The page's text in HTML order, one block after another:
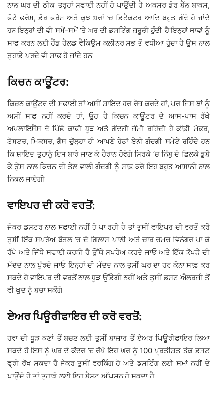
ਨਾਲ ਘਰ ਦੀ ਠੀਕ ਤਰ੍ਹਾਂ ਸਫਾਈ ਨਹੀਂ ਹੋ ਪਾਉਂਦੀ ਹੈ ਅਕਸਰ ਡੋਰ ਬੈੱਲ ਬਾਕਸ,
ਫੋਟੋ ਫਰੇਮ, ਡੋਰ ਫਰੇਮ ਅਤੇ ਕੁਝ ਘਰਾਂ ’ਚ ਡਿਟੈਕਟਰ ਆਦਿ ਬਹੁਤ ਗੰਦੇ ਹੋ ਜਾਂਦੇ
ਹਨ ਇਨ੍ਹਾਂ ਦੀ ਵੀ ਸਮੇਂ-ਸਮੇਂ ’ਤੇ ਘਰ ਦੀ ਡਸਟਿੰਗ ਜ਼ਰੂਰੀ ਹੁੰਦੀ ਹੈ ਇਨ੍ਹਾਂ ਥਾਵਾਂ ਨੂੰ
ਸਾਫ ਕਰਨ ਲਈ ਹੈਂਡ ਹੈਲਡ ਵੈਕਿਊਮ ਕਲੀਨਰ ਸਭ ਤੋਂ ਵਧੀਆ ਹੁੰਦਾ ਹੈ ਉਸ ਨਾਲ
ਤੁਹਾਡੇ ਪਰਦੇ ਵੀ ਸਾਫ਼ ਹੋ ਜਾਂਦੇ ਹਨ
ਕਿਚਨ ਕਾਊਂਟਰ:
ਕਿਚਨ ਕਾਊਂਟਰ ਦੀ ਸਫਾਈ ਤਾਂ ਅਸੀਂ ਸ਼ਾਇਦ ਹਰ ਰੋਜ਼ ਕਰਦੇ ਹਾਂ, ਪਰ ਜਿਸ ਥਾਂ ਨੂੰ
ਅਸੀਂ ਸਾਫ ਨਹੀਂ ਕਰਦੇ ਹਾਂ, ਉਹ ਹੈ ਕਿਚਨ ਕਾਊਂਟਰ ਦੇ ਆਸ-ਪਾਸ ਰੱਖੇ
ਅਪਲਾਇਸੈਂਸ ਦੇ ਪਿੱਛੇ ਕਾਫ਼ੀ ਧੂੜ ਅਤੇ ਗੰਦਗੀ ਜੰਮੀ ਰਹਿੰਦੀ ਹੈ ਕਾੱਫ਼ੀ ਮੇਕਰ,
ਟੋਸਟਰ, ਮਿਕਸਰ, ਗੈਸ ਚੁੱਲ੍ਹਾ ਹੀ ਆਪਣੇ ਹੇਠਾਂ ਏਨੀ ਗੰਦਗੀ ਸਮੇਟੇ ਰਹਿੰਦੇ ਹਨ
ਕਿ ਸ਼ਾਇਦ ਤੁਹਾਨੂੰ ਇਸ ਬਾਰੇ ਜਾਣ ਕੇ ਹੈਰਾਨ ਹੋੋਵੇਗੇ ਸਿਰਕੇ ’ਚ ਨਿੰਬੂ ਦੇ ਛਿਲਕੇ ਡੁਬੋ
ਕੇ ਉਸ ਨਾਲ ਕਿਚਨ ਦੀ ਤੇਲ ਵਾਲੀ ਗੰਦਗੀ ਨੂੰ ਸਾਫ਼ ਕਰੋ ਇਹ ਬਹੁਤ ਆਸਾਨੀ ਨਾਲ
ਨਿਕਲ ਜਾਏਗੀ
ਵਾਇਪਰ ਦੀ ਕਰੋ ਵਰਤੋਂ:
ਜੇਕਰ ਡਸਟਰ ਨਾਲ ਸਫਾਈ ਨਹੀਂ ਹੋ ਪਾ ਰਹੀ ਹੈ ਤਾਂ ਤੁਸੀਂ ਵਾਇਪਰ ਦੀ ਵਰਤੋਂ ਕਰੋ
ਤੁਸੀਂ ਇੱਕ ਸਪਰੇਅ ਬੋਤਲ ’ਚ ਦੋ ਗਿਲਾਸ ਪਾਣੀ ਅਤੇ ਚਾਰ ਚਮਚ ਵਿਨੇਗਰ ਪਾ ਕੇ
ਰੱਖੋ ਅਤੇ ਜਿੱਥੇ ਸਫਾਈ ਕਰਨੀ ਹੈ ਉੱਥੇ ਸਪਰੇਅ ਕਰਦੇ ਜਾਓ ਅਤੇ ਇੱਕ ਕੱਪੜੇ ਦੀ
ਮੱਦਦ ਨਾਲ ਪੂੰਝਦੇ ਜਾਓ ਇਨ੍ਹਾਂ ਦੀ ਮੱਦਦ ਨਾਲ ਤੁਸੀਂ ਘਰ ਦਾ ਹਰ ਕੋਨਾ ਸਾਫ਼ ਕਰ
ਸਕਦੇ ਹੋ ਵਾਇਪਰ ਦੀ ਵਰਤੋਂ ਨਾਲ ਧੂੜ ਉੱਡੇਗੀ ਨਹੀਂ ਅਤੇ ਤੁਸੀਂ ਡਸਟ ਐਲਰਜੀ ਤੋਂ
ਵੀ ਖੁਦ ਨੂੰ ਬਚਾ ਸਕੋਂਗੇ
ਏਅਰ ਪਿਊਰੀਫਾਇਰ ਦੀ ਕਰੋ ਵਰਤੋਂ:
ਹਵਾ ਦੀ ਧੂੜ ਕਣਾਂ ਤੋਂ ਬਚਣ ਲਈ ਤੁਸੀਂ ਬਾਜ਼ਾਰ ਤੋਂ ਏਅਰ ਪਿਊਰੀਫਾਇਰ ਲਿਆ
ਸਕਦੇ ਹੋ ਇਸ ਨੂੰ ਘਰ ਦੇ ਕੇਂਦਰ ’ਚ ਰੱਖੋ ਇਹ ਘਰ ਨੂੰ 100 ਪ੍ਰਤੀਸ਼ਤ ਤੱਕ ਡਸਟ
ਫ੍ਰੀ ਰੱਖ ਸਕਦਾ ਹੈ ਜੇਕਰ ਤੁਸੀਂ ਵਰਕਿੰਗ ਹੋ ਅਤੇ ਡਸਟਿੰਗ ਲਈ ਸਮਾਂ ਨਹੀਂ ਦੇ
ਪਾਉਂਦੇ ਹੋ ਤਾਂ ਤੁਹਾਡੇ ਲਈ ਇਹ ਬੈਸਟ ਆੱਪਸ਼ਨ ਹੋ ਸਕਦਾ ਹੈ